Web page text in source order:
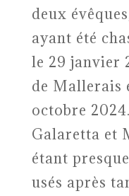
deux
ayant été
le 29 janvier
de Mallerais
octobre
Galaretta et
étant
usés après